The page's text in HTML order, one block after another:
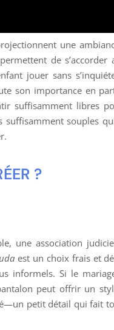
une
de
jouer sans
son importance en
suffisamment libres
suffisamment souples
?
une association
est un choix frais et
informels. Si le
peut offrir un
petit détail qui fait